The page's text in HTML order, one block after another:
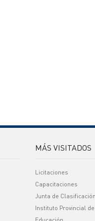
MÁS VISITADOS
Licitaciones
Capacitaciones
Junta de
Instituto Provincial de